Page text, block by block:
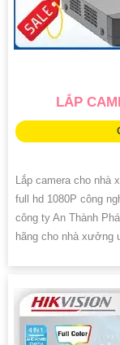
LẮP
Lắp camera cho
full hd 1080P công
công ty An Thành
hãng cho nhà xưởng